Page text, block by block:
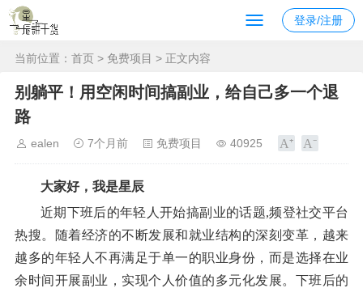
登录/注册
当前位置： 首页 > 免费项目 > 正文内容
别躺平！用空闲时间搞副业，给自己多一个退
路
ealen 7个月前 免费项目 40925
大家好，我是星辰
近期下班后的年轻人开始搞副业的话题,频登社交平台
热搜。随着经济的不断发展和就业结构的深刻变革，越来
越多的年轻人不再满足于单一的职业身份，而是选择在业
余时间开展副业，实现个人价值的多元化发展。下班后的